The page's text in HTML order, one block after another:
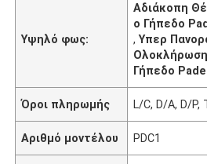
Υψηλό φως:
Αδιάκοπη
ο Γήπεδο
,Υπερ
Ολοκλήρωση
Γήπεδο
Όροι πληρωμής L/C, D/A, D/P,
Αριθμό μοντέλου PDC1